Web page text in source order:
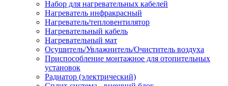
Набор для нагревательных кабелей
Нагреватель инфракрасный
Нагреватель/тепловентилятор
Нагревательный кабель
Нагревательный мат
Осушитель/Увлажнитель/Очиститель воздуха
Приспособление монтажное для отопительных
установок
Радиатор (электрический)